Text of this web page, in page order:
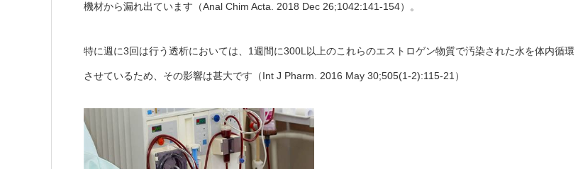
機材から漏れ出ています（Anal Chim Acta. 2018 Dec 26;1042:141-154）。
特に週に3回は行う透析においては、1週間に300L以上のこれらのエストロゲン物質で汚染された水を体内循環
させているため、その影響は甚大です（Int J Pharm. 2016 May 30;505(1-2):115-21）